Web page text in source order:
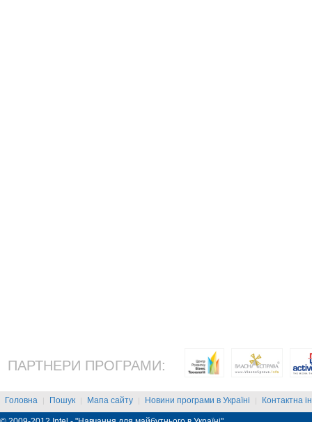
ПАРТНЕРИ ПРОГРАМИ:
Головна | Пошук | Мапа сайту | Новини програми в Україні | Контактна